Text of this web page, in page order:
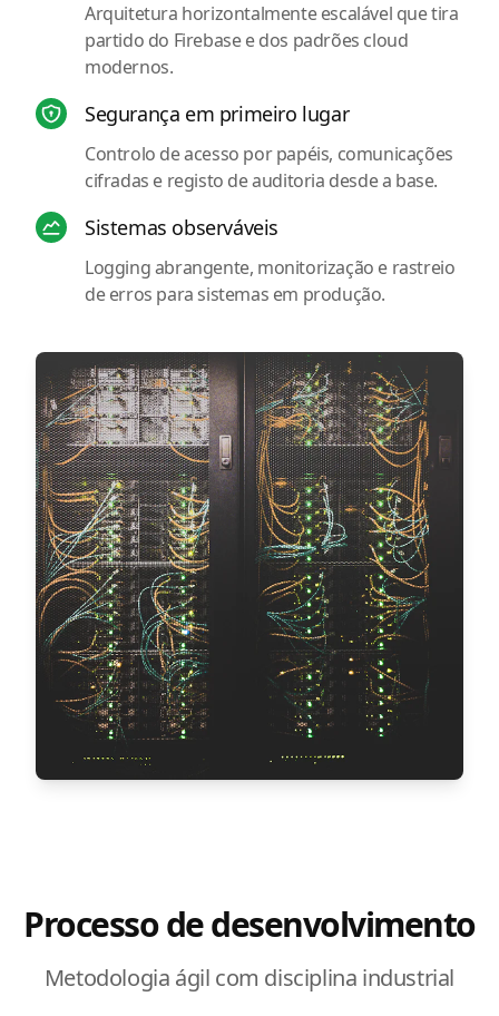
Arquitetura horizontalmente escalável que tira
partido do Firebase e dos padrões cloud
modernos.
Segurança em primeiro lugar
Controlo de acesso por papéis, comunicações
cifradas e registo de auditoria desde a base.
Sistemas observáveis
Logging abrangente, monitorização e rastreio
de erros para sistemas em produção.
Processo de desenvolvimento
Metodologia ágil com disciplina industrial